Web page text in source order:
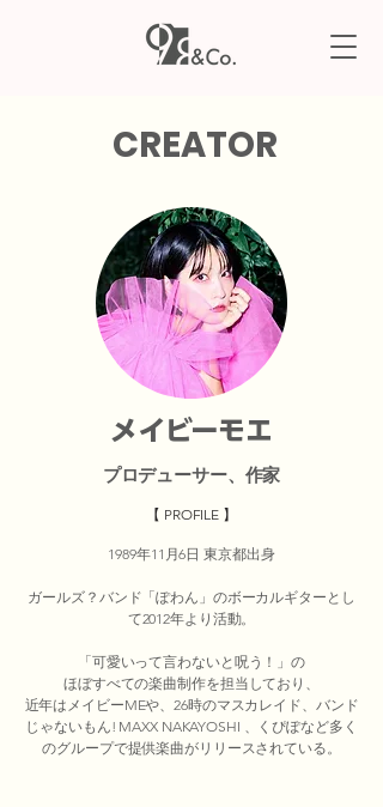
CREATOR
メイビーモエ
​プロデューサー、作家
【 PROFILE 】
1989年11月6日 東京都出身
ガールズ？バンド「ぽわん」のボーカルギターとし
て2012年より活動。
「可愛いって言わないと呪う！」の
ほぼすべての楽曲制作を担当しており、
近年はメイビーMEや、26時のマスカレイド、バンド
じゃないもん! MAXX NAKAYOSHI 、くぴぽなど多く
のグループで提供楽曲がリリースされている。​​​​​​